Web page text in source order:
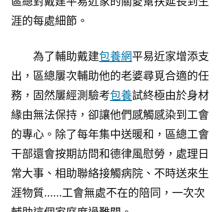
涯的每處細節。
為了輔助戴建包養網平易近家增添支
出，區總屢次輔助他的老婆尋覓合適的任
務，固然屢經測驗考包養試終極由於身材
緣由無法保持，卻讓他們感觸感染到工會
的專心。除了每年集中送暖和，區總工會
干部還會按期訪問和德律風慰勞，處理日
常大事、相助聯絡接觸病院、不時送來生
涯物質……工會無處不在的陪同，一次次